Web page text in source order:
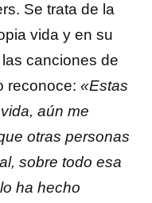
Se trata de la
vida y en su
canciones de
reconoce: «Estas
aún me
otras personas
sobre todo esa
ha hecho